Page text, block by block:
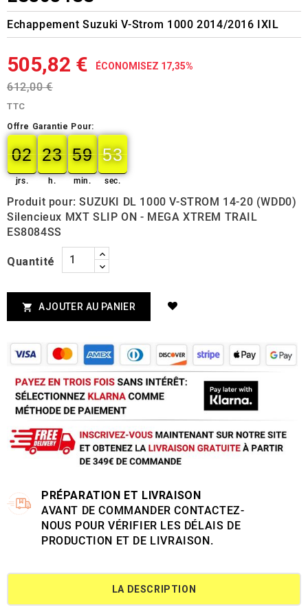
Echappement Suzuki V-Strom 1000 2014/2016 IXIL
505,82 € ÉCONOMISEZ 17,35%
612,00 €
TTC
Offre Garantie Pour:
02
02
00
jrs.
23
23
00
h.
59
59
00
min.
52
52
53
sec.
Produit pour: SUZUKI DL 1000 V-STROM 14-20 (WDD0)
Silencieux MXT SLIP ON - MEGA XTREM TRAIL
ES8084SS
Quantité
 AJOUTER AU PANIER
PRÉPARATION ET LIVRAISON
AVANT DE COMMANDER CONTACTEZ-
NOUS POUR VÉRIFIER LES DÉLAIS DE
PRODUCTION ET DE LIVRAISON.
LA DESCRIPTION